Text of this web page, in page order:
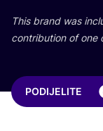
This brand was
con­tri­bu­ti­on of one
PODIJELITE